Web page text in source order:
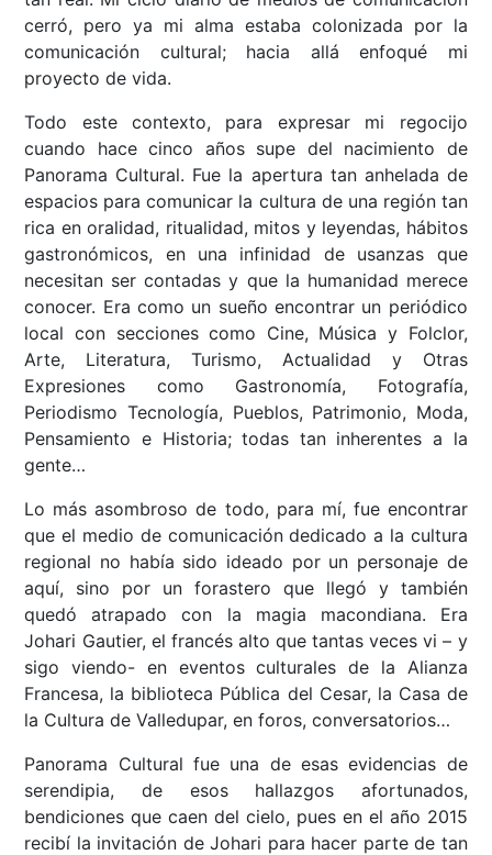
cerró, pero ya mi alma estaba colonizada por la
comunicación cultural; hacia allá enfoqué mi
proyecto de vida.
Todo este contexto, para expresar mi regocijo
cuando hace cinco años supe del nacimiento de
Panorama Cultural. Fue la apertura tan anhelada de
espacios para comunicar la cultura de una región tan
rica en oralidad, ritualidad, mitos y leyendas, hábitos
gastronómicos, en una infinidad de usanzas que
necesitan ser contadas y que la humanidad merece
conocer. Era como un sueño encontrar un periódico
local con secciones como Cine, Música y Folclor,
Arte, Literatura, Turismo, Actualidad y Otras
Expresiones como Gastronomía, Fotografía,
Periodismo Tecnología, Pueblos, Patrimonio, Moda,
Pensamiento e Historia; todas tan inherentes a la
gente…
Lo más asombroso de todo, para mí, fue encontrar
que el medio de comunicación dedicado a la cultura
regional no había sido ideado por un personaje de
aquí, sino por un forastero que llegó y también
quedó atrapado con la magia macondiana. Era
Johari Gautier, el francés alto que tantas veces vi – y
sigo viendo- en eventos culturales de la Alianza
Francesa, la biblioteca Pública del Cesar, la Casa de
la Cultura de Valledupar, en foros, conversatorios…
Panorama Cultural fue una de esas evidencias de
serendipia, de esos hallazgos afortunados,
bendiciones que caen del cielo, pues en el año 2015
recibí la invitación de Johari para hacer parte de tan